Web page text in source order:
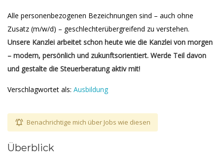
Alle personenbezogenen Bezeichnungen sind – auch ohne
Zusatz (m/w/d) – geschlechterübergreifend zu verstehen.
Unsere Kanzlei arbeitet schon heute wie die Kanzlei von morgen
– modern, persönlich und zukunftsorientiert. Werde Teil davon
und gestalte die Steuerberatung aktiv mit!
Verschlagwortet als: Ausbildung
Benachrichtige mich über Jobs wie diesen
Überblick